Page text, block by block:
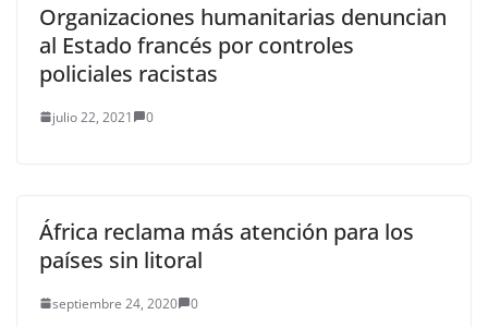
Organizaciones humanitarias denuncian
al Estado francés por controles
policiales racistas
julio 22, 2021 0
África reclama más atención para los
países sin litoral
septiembre 24, 2020 0